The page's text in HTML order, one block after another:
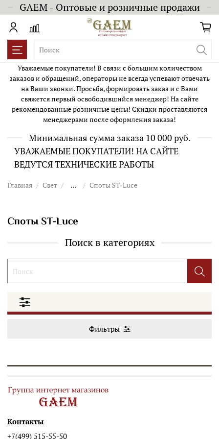
GAEM - Оптовые и розничные продажи
Уважаемые покупатели! В связи с большим количеством
заказов и обращений, операторы не всегда успевают отвечать
на Ваши звонки. Просьба, формировать заказ и с Вами
свяжется первый освободившийся менеджер! На сайте
рекомендованные розничные цены! Скидки проставляются
менеджерами после оформления заказа!
Минимальная сумма заказа 10 000 руб.
УВАЖАЕМЫЕ ПОКУПАТЕЛИ! НА САЙТЕ
ВЕДУТСЯ ТЕХНИЧЕСКИЕ РАБОТЫ
Главная Свет ... Споты ST-Luce
Споты ST-Luce
Поиск в категориях
Фильтры
Контакты
+7(499) 515-55-50